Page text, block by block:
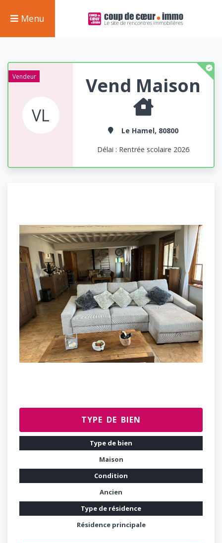
Menu
Vendeur
VL
Vend Maison
Le Hamel, 80800
Délai : Rentrée scolaire 2026
TYPE DE BIEN
Type de bien
Maison
Condition
Ancien
Type de résidence
Résidence principale